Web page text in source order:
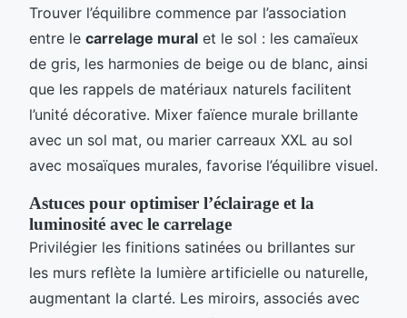
Trouver l’équilibre commence par l’association
entre le carrelage mural et le sol : les camaïeux
de gris, les harmonies de beige ou de blanc, ainsi
que les rappels de matériaux naturels facilitent
l’unité décorative. Mixer faïence murale brillante
avec un sol mat, ou marier carreaux XXL au sol
avec mosaïques murales, favorise l’équilibre visuel.
Astuces pour optimiser l’éclairage et la
luminosité avec le carrelage
Privilégier les finitions satinées ou brillantes sur
les murs reflète la lumière artificielle ou naturelle,
augmentant la clarté. Les miroirs, associés avec